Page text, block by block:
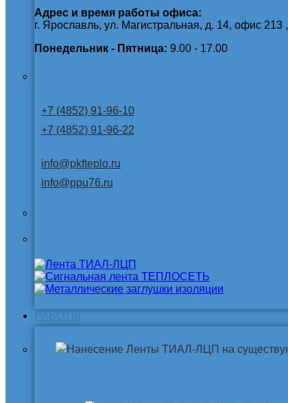
Адрес и время работы офиса:
г. Ярославль, ул. Магистральная, д. 14, офис 213
Понедельник - Пятница: 9.00 - 17.00
+7 (4852) 91-96-10
+7 (4852) 91-96-22
info@pkfteplo.ru
info@ppu76.ru
РАБОТЫ